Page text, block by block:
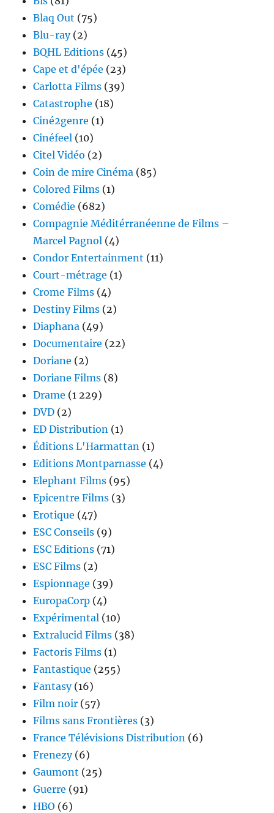
Blaq Out (75)
Blu-ray(2)
BQHL Editions (45)
Cape et d'épée (23)
Carlotta Films (39)
Catastrophe (18)
Ciné2genre (1)
Cinéfeel (10)
Citel Vidéo (2)
Coin de mire Cinéma (85)
Colored Films (1)
Comédie (682)
Compagnie Méditérranéenne de Films –
Marcel Pagnol (4)
Condor Entertainment (11)
Court-métrage (1)
Crome Films (4)
Destiny Films (2)
Diaphana (49)
Documentaire (22)
Doriane (2)
Doriane Films (8)
Drame (1 229)
DVD (2)
ED Distribution (1)
Éditions L'Harmattan (1)
Editions Montparnasse (4)
Elephant Films (95)
Epicentre Films (3)
Erotique (47)
ESC Conseils (9)
ESC Editions (71)
ESC Films (2)
Espionnage (39)
EuropaCorp (4)
Expérimental (10)
Extralucid Films (38)
Factoris Films (1)
Fantastique (255)
Fantasy(16)
Film noir (57)
Films sans Frontières (3)
France Télévisions Distribution (6)
Frenezy(6)
Gaumont (25)
Guerre (91)
HBO (6)